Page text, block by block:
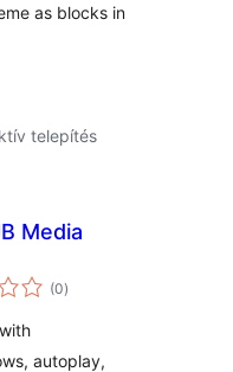
as blocks in
telepítés
Media
(0értékelés
összesen
)
autoplay,